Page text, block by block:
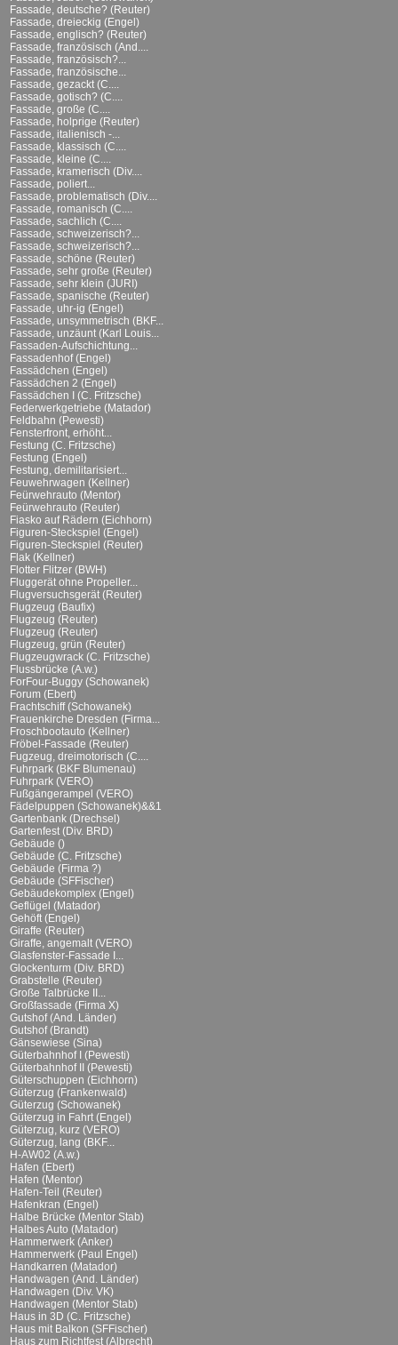
Fassade, deutsche? (Reuter)
Fassade, dreieckig (Engel)
Fassade, englisch? (Reuter)
Fassade, französisch (And....
Fassade, französisch?...
Fassade, französische...
Fassade, gezackt (C....
Fassade, gotisch? (C....
Fassade, große (C....
Fassade, holprige (Reuter)
Fassade, italienisch -...
Fassade, klassisch (C....
Fassade, kleine (C....
Fassade, kramerisch (Div....
Fassade, poliert...
Fassade, problematisch (Div....
Fassade, romanisch (C....
Fassade, sachlich (C....
Fassade, schweizerisch?...
Fassade, schweizerisch?...
Fassade, schöne (Reuter)
Fassade, sehr große (Reuter)
Fassade, sehr klein (JURI)
Fassade, spanische (Reuter)
Fassade, uhr-ig (Engel)
Fassade, unsymmetrisch (BKF...
Fassade, unzäunt (Karl Louis...
Fassaden-Aufschichtung...
Fassadenhof (Engel)
Fassädchen (Engel)
Fassädchen 2 (Engel)
Fassädchen I (C. Fritzsche)
Federwerkgetriebe (Matador)
Feldbahn (Pewesti)
Fensterfront, erhöht...
Festung (C. Fritzsche)
Festung (Engel)
Festung, demilitarisiert...
Feuwehrwagen (Kellner)
Feürwehrauto (Mentor)
Feürwehrauto (Reuter)
Fiasko auf Rädern (Eichhorn)
Figuren-Steckspiel (Engel)
Figuren-Steckspiel (Reuter)
Flak (Kellner)
Flotter Flitzer (BWH)
Fluggerät ohne Propeller...
Flugversuchsgerät (Reuter)
Flugzeug (Baufix)
Flugzeug (Reuter)
Flugzeug (Reuter)
Flugzeug, grün (Reuter)
Flugzeugwrack (C. Fritzsche)
Flussbrücke (A.w.)
ForFour-Buggy (Schowanek)
Forum (Ebert)
Frachtschiff (Schowanek)
Frauenkirche Dresden (Firma...
Froschbootauto (Kellner)
Fröbel-Fassade (Reuter)
Fugzeug, dreimotorisch (C....
Fuhrpark (BKF Blumenau)
Fuhrpark (VERO)
Fußgängerampel (VERO)
Fädelpuppen (Schowanek)&&1
Gartenbank (Drechsel)
Gartenfest (Div. BRD)
Gebäude ()
Gebäude (C. Fritzsche)
Gebäude (Firma ?)
Gebäude (SFFischer)
Gebäudekomplex (Engel)
Geflügel (Matador)
Gehöft (Engel)
Giraffe (Reuter)
Giraffe, angemalt (VERO)
Glasfenster-Fassade I...
Glockenturm (Div. BRD)
Grabstelle (Reuter)
Große Talbrücke II...
Großfassade (Firma X)
Gutshof (And. Länder)
Gutshof (Brandt)
Gänsewiese (Sina)
Güterbahnhof I (Pewesti)
Güterbahnhof II (Pewesti)
Güterschuppen (Eichhorn)
Güterzug (Frankenwald)
Güterzug (Schowanek)
Güterzug in Fahrt (Engel)
Güterzug, kurz (VERO)
Güterzug, lang (BKF...
H-AW02 (A.w.)
Hafen (Ebert)
Hafen (Mentor)
Hafen-Teil (Reuter)
Hafenkran (Engel)
Halbe Brücke (Mentor Stab)
Halbes Auto (Matador)
Hammerwerk (Anker)
Hammerwerk (Paul Engel)
Handkarren (Matador)
Handwagen (And. Länder)
Handwagen (Div. VK)
Handwagen (Mentor Stab)
Haus in 3D (C. Fritzsche)
Haus mit Balkon (SFFischer)
Haus zum Richtfest (Albrecht)